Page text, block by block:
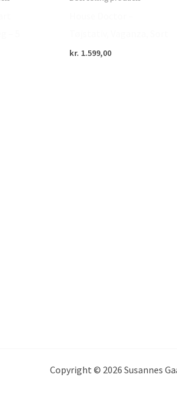
kr. 1.599,00
Copyright © 2026 Susannes